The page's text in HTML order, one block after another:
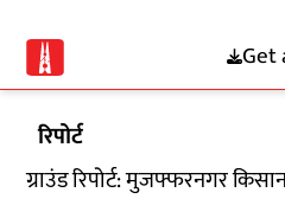
Get
रिपोर्ट
ग्राउंड रिपोर्ट: मुजफ्फरनगर